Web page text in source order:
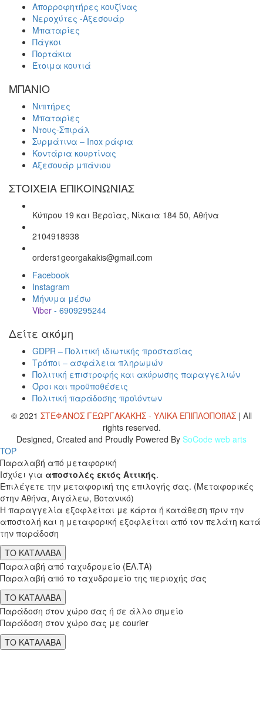
Απορροφητήρες κουζίνας
Νεροχύτες -Αξεσουάρ
Μπαταρίες
Πάγκοι
Πορτάκια
Έτοιμα κουτιά
ΜΠΑΝΙΟ
Νιπτήρες
Μπαταρίες
Ντους-Σπιράλ
Συρμάτινα – Inox ράφια
Κοντάρια κουρτίνας
Αξεσουάρ μπάνιου
ΣΤΟΙΧΕΙΑ ΕΠΙΚΟΙΝΩΝΙΑΣ
Κύπρου 19 και Βεροίας, Νίκαια 184 50, Αθήνα
2104918938
orders1georgakakis@gmail.com
Facebook
Instagram
Μήνυμα μέσω
Viber - 6909295244
Δείτε ακόμη
GDPR – Πολιτική ιδιωτικής προστασίας
Τρόποι – ασφάλεια πληρωμών
Πολιτική επιστροφής και ακύρωσης παραγγελιών
Όροι και προϋποθέσεις
Πολιτική παράδοσης προϊόντων
© 2021 ΣΤΕΦΑΝΟΣ ΓΕΩΡΓΑΚΑΚΗΣ - ΥΛΙΚΑ ΕΠΙΠΛΟΠΟΙΪΑΣ | All
rights reserved.
Designed, Created and Proudly Powered By SoCode web arts
TOP
Παραλαβή από μεταφορική
Ισχύει για αποστολές εκτός Αττικής.
Επιλέγετε την μεταφορική της επιλογής σας. (Μεταφορικές
στην Αθήνα, Αιγάλεω, Βοτανικό)
Η παραγγελία εξοφλείται με κάρτα ή κατάθεση πριν την
αποστολή και η μεταφορική εξοφλείται από τον πελάτη κατά
την παράδοση
ΤΟ ΚΑΤΑΛΑΒΑ
Παραλαβή από ταχυδρομείο (ΕΛ.ΤΑ)
Παραλαβή από το ταχυδρομείο της περιοχής σας
ΤΟ ΚΑΤΑΛΑΒΑ
Παράδοση στον χώρο σας ή σε άλλο σημείο
Παράδοση στον χώρο σας με courier
ΤΟ ΚΑΤΑΛΑΒΑ